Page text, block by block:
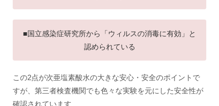
■国立感染症研究所から「ウィルスの消毒に有効」と
認められている
この2点が次亜塩素酸水の大きな安心・安全のポイントで
すが、第三者検査機関でも色々な実験を元にした安全性が
確認されています